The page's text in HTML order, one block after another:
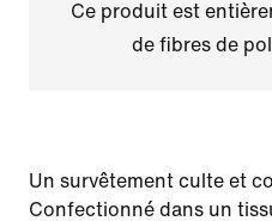
Ce produit est
de fibres de
Un survêtement culte et
Confectionné dans un